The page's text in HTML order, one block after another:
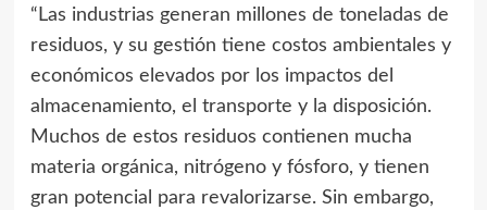
“Las industrias generan millones de toneladas de
residuos, y su gestión tiene costos ambientales y
económicos elevados por los impactos del
almacenamiento, el transporte y la disposición.
Muchos de estos residuos contienen mucha
materia orgánica, nitrógeno y fósforo, y tienen
gran potencial para revalorizarse. Sin embargo,